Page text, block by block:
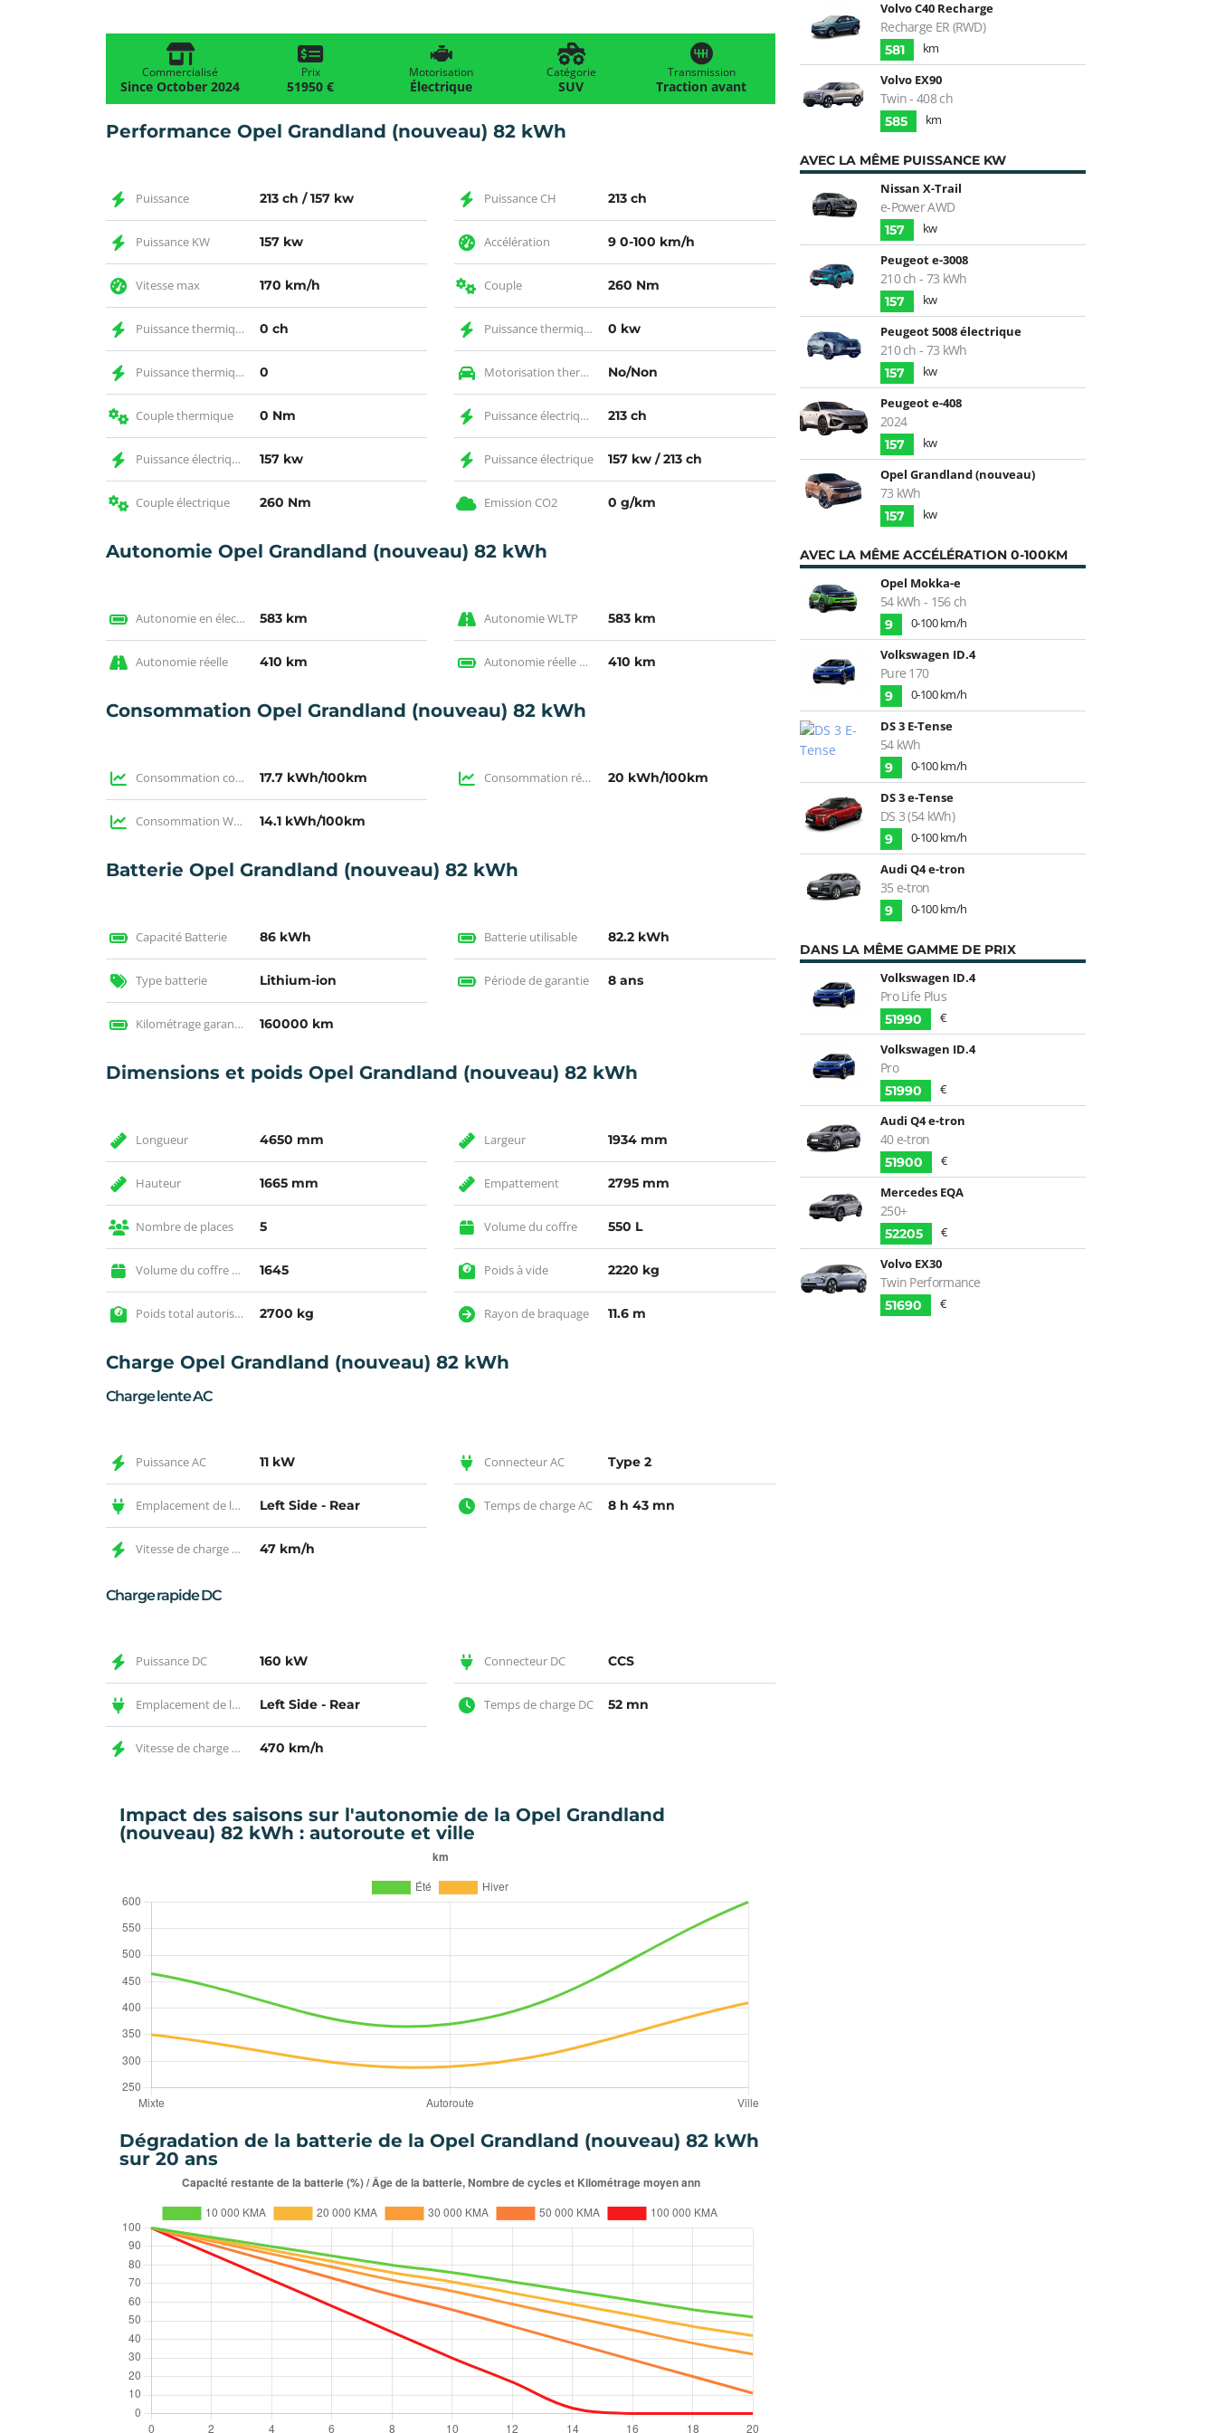
Commercialisé
Since October 2024
Prix
51950 €
Motorisation
Électrique
Catégorie
SUV
Transmission
Traction avant
Performance Opel Grandland (nouveau) 82 kWh
Puissance 213 ch / 157 kw Puissance CH 213 ch
Puissance KW 157 kw Accélération 9 0-100 km/h
Vitesse max 170 km/h Couple 260 Nm
Puissance thermique CH 0 ch Puissance thermique KW 0 kw
Puissance thermique 0 Motorisation thermique No/Non
Couple thermique 0 Nm Puissance électrique CH 213 ch
Puissance électrique KW 157 kw Puissance électrique 157 kw / 213 ch
Couple électrique 260 Nm Emission CO2 0 g/km
Autonomie Opel Grandland (nouveau) 82 kWh
Autonomie en électrique WLTP 583 km Autonomie WLTP 583 km
Autonomie réelle 410 km Autonomie réelle en électrique 410 km
Consommation Opel Grandland (nouveau) 82 kWh
Consommation constructeur 17.7 kWh/100km Consommation réelle 20 kWh/100km
Consommation WLTP 14.1 kWh/100km
Batterie Opel Grandland (nouveau) 82 kWh
Capacité Batterie 86 kWh Batterie utilisable 82.2 kWh
Type batterie Lithium-ion Période de garantie 8 ans
Kilométrage garantie 160000 km
Dimensions et poids Opel Grandland (nouveau) 82 kWh
Longueur 4650 mm Largeur 1934 mm
Hauteur 1665 mm Empattement 2795 mm
Nombre de places 5 Volume du coffre 550 L
Volume du coffre max 1645 Poids à vide 2220 kg
Poids total autorisé en charge 2700 kg Rayon de braquage 11.6 m
Charge Opel Grandland (nouveau) 82 kWh
Charge lente AC
Puissance AC 11 kW Connecteur AC Type 2
Emplacement de la prise AC Left Side - Rear Temps de charge AC 8 h 43 mn
Vitesse de charge AC 47 km/h
Charge rapide DC
Puissance DC 160 kW Connecteur DC CCS
Emplacement de la prise DC Left Side - Rear Temps de charge DC 52 mn
Vitesse de charge DC 470 km/h
Impact des saisons sur l'autonomie de la Opel Grandland
(nouveau) 82 kWh : autoroute et ville
Dégradation de la batterie de la Opel Grandland (nouveau) 82 kWh
sur 20 ans
Volvo C40 Recharge
Recharge ER (RWD)
581
km
Volvo EX90
Twin - 408 ch
585 km
AVEC LA MÊME PUISSANCE KW
Nissan X-Trail
e-Power AWD
157
kw
Peugeot e-3008
210 ch - 73 kWh
157
kw
Peugeot 5008 électrique
210 ch - 73 kWh
157
kw
Peugeot e-408
2024
157
kw
Opel Grandland (nouveau)
73 kWh
157 kw
AVEC LA MÊME ACCÉLÉRATION 0-100KM
Opel Mokka-e
54 kWh - 156 ch
9
0-100 km/h
Volkswagen ID.4
Pure 170
9
0-100 km/h
DS 3 E-Tense
54 kWh
9
0-100 km/h
DS 3 e-Tense
DS 3 (54 kWh)
9
0-100 km/h
Audi Q4 e-tron
35 e-tron
9 0-100 km/h
DANS LA MÊME GAMME DE PRIX
Volkswagen ID.4
Pro Life Plus
51990
€
Volkswagen ID.4
Pro
51990
€
Audi Q4 e-tron
40 e-tron
51900
€
Mercedes EQA
250+
52205
€
Volvo EX30
Twin Performance
51690 €